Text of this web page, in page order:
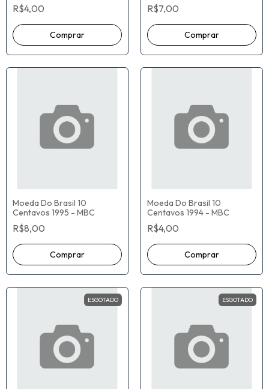
R$4,00 R$7,00
Moeda Do Brasil 10
Centavos 1995 - MBC
R$8,00
Moeda Do Brasil 10
Centavos 1994 - MBC
R$4,00
ESGOTADO ESGOTADO